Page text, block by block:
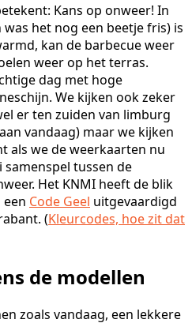
Kans op onweer! In
het nog een beetje fris) is
kan de barbecue weer
weer op het terras.
dag met hoge
We kijken ook zeker
er ten zuiden van limburg
vandaag) maar we kijken
als we de weerkaarten nu
tussen de
Het KNMI heeft de blik
Code Geel uitgevaardigd
(Kleurcodes, hoe zit dat
de modellen
zoals vandaag, een lekkere